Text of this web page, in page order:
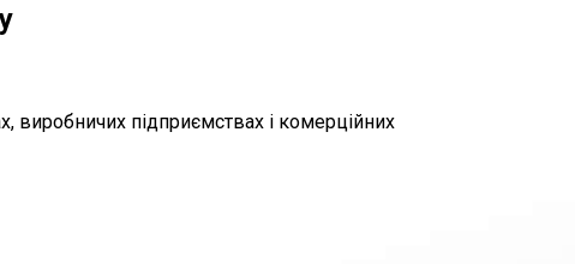
виробничих підприємствах і комерційних